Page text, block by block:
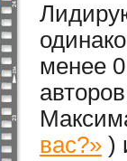
менее
авторов
вас?» )